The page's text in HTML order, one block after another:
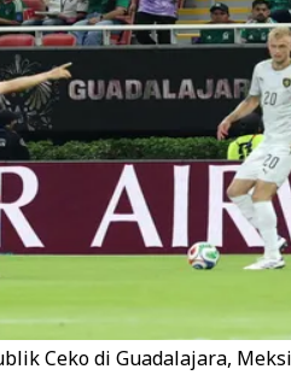
Ceko di Guadalajara,